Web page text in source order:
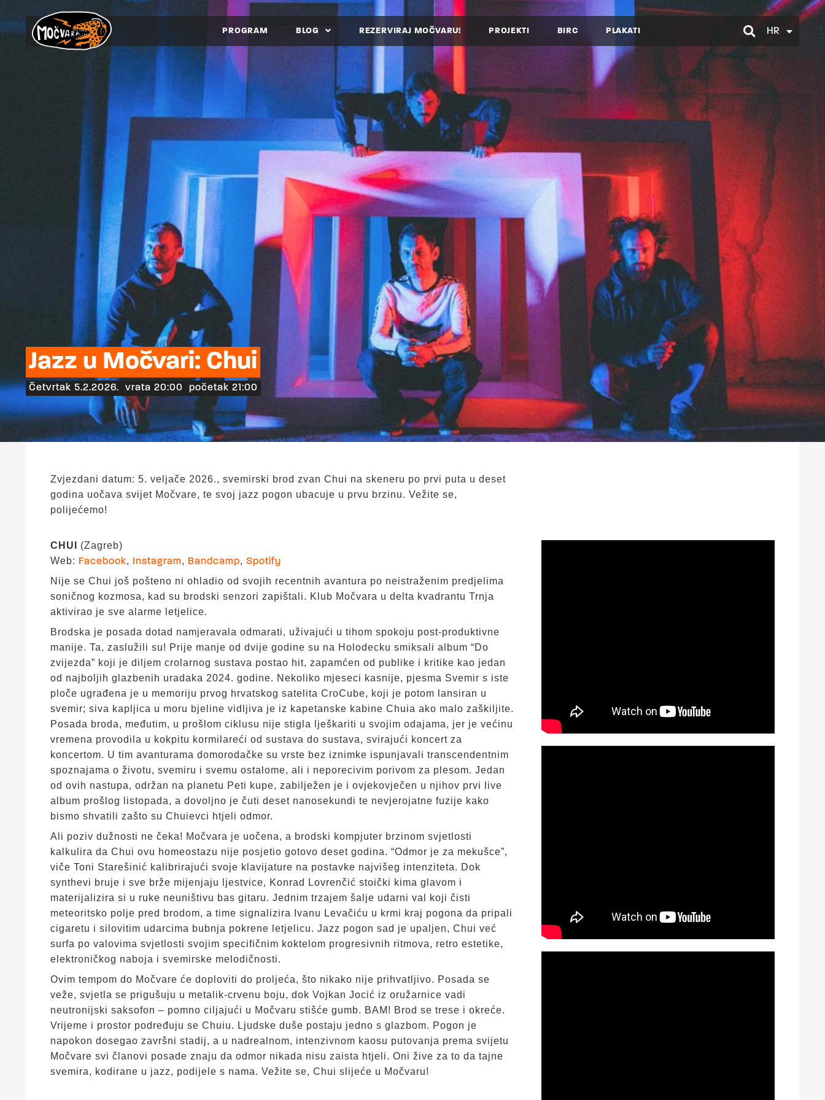
PROGRAM BLOG REZERVIRAJ MOČVARU! PROJEKTI BIRC PLAKATI HR
EN
Jazz u Močvari: Chui
Četvrtak 5.2.2026. vrata 20:00 početak 21:00
Zvjezdani datum: 5. veljače 2026., svemirski brod zvan Chui na skeneru po prvi puta u deset
godina uočava svijet Močvare, te svoj jazz pogon ubacuje u prvu brzinu. Vežite se,
polijećemo!
CHUI
(Zagreb)
Web: Facebook, Instagram, Bandcamp, Spotify
Nije se Chui još pošteno ni ohladio od svojih recentnih avantura po neistraženim predjelima
soničnog kozmosa, kad su brodski senzori zapištali. Klub Močvara u delta kvadrantu Trnja
aktivirao je sve alarme letjelice.
Brodska je posada dotad namjeravala odmarati, uživajući u tihom spokoju post-produktivne
manije. Ta, zaslužili su! Prije manje od dvije godine su na Holodecku smiksali album “Do
zvijezda” koji je diljem crolarnog sustava postao hit, zapamćen od publike i kritike kao jedan
od najboljih glazbenih uradaka 2024. godine. Nekoliko mjeseci kasnije, pjesma Svemir s iste
ploče ugrađena je u memoriju prvog hrvatskog satelita CroCube, koji je potom lansiran u
svemir; siva kapljica u moru bjeline vidljiva je iz kapetanske kabine Chuia ako malo zaškiljite.
Posada broda, međutim, u prošlom ciklusu nije stigla lješkariti u svojim odajama, jer je većinu
vremena provodila u kokpitu kormilareći od sustava do sustava, svirajući koncert za
koncertom. U tim avanturama domorodačke su vrste bez iznimke ispunjavali transcendentnim
spoznajama o životu, svemiru i svemu ostalome, ali i neporecivim porivom za plesom. Jedan
od ovih nastupa, održan na planetu Peti kupe, zabilježen je i ovjekovječen u njihov prvi live
album prošlog listopada, a dovoljno je čuti deset nanosekundi te nevjerojatne fuzije kako
bismo shvatili zašto su Chuievci htjeli odmor.
Ali poziv dužnosti ne čeka! Močvara je uočena, a brodski kompjuter brzinom svjetlosti
kalkulira da Chui ovu homeostazu nije posjetio gotovo deset godina. “Odmor je za mekušce”,
viče Toni Starešinić kalibrirajući svoje klavijature na postavke najvišeg intenziteta. Dok
synthevi bruje i sve brže mijenjaju ljestvice, Konrad Lovrenčić stoički kima glavom i
materijalizira si u ruke neuništivu bas gitaru. Jednim trzajem šalje udarni val koji čisti
meteoritsko polje pred brodom, a time signalizira Ivanu Levačiću u krmi kraj pogona da pripali
cigaretu i silovitim udarcima bubnja pokrene letjelicu. Jazz pogon sad je upaljen, Chui već
surfa po valovima svjetlosti svojim specifičnim koktelom progresivnih ritmova, retro estetike,
elektroničkog naboja i svemirske melodičnosti.
Ovim tempom do Močvare će doploviti do proljeća, što nikako nije prihvatljivo. Posada se
veže, svjetla se prigušuju u metalik-crvenu boju, dok Vojkan Jocić iz oružarnice vadi
neutronijski saksofon – pomno ciljajući u Močvaru stišće gumb. BAM! Brod se trese i okreće.
Vrijeme i prostor podređuju se Chuiu. Ljudske duše postaju jedno s glazbom. Pogon je
napokon dosegao završni stadij, a u nadrealnom, intenzivnom kaosu putovanja prema svijetu
Močvare svi članovi posade znaju da odmor nikada nisu zaista htjeli. Oni žive za to da tajne
svemira, kodirane u jazz, podijele s nama. Vežite se, Chui slijeće u Močvaru!